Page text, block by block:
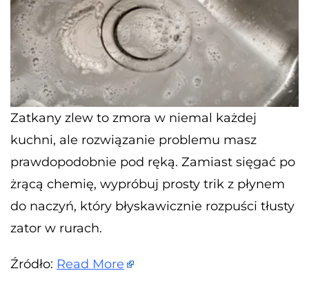
Zatkany zlew to zmora w niemal każdej
kuchni, ale rozwiązanie problemu masz
prawdopodobnie pod ręką. Zamiast sięgać po
żrącą chemię, wypróbuj prosty trik z płynem
do naczyń, który błyskawicznie rozpuści tłusty
zator w rurach.
Źródło: Read More